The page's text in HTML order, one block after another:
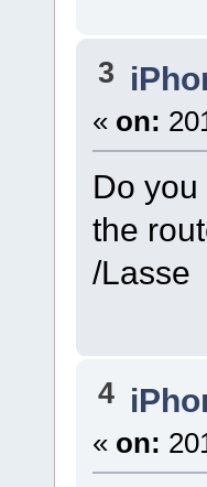
3
« on:
Do
the
/Lasse
4
« on: